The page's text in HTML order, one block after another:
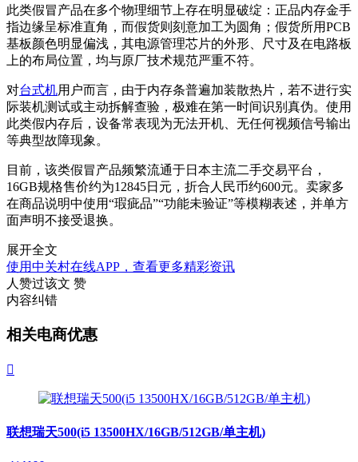
此类假冒产品在多个物理细节上存在明显破绽：正品内存金手
指边缘呈标准直角，而假货则刻意加工为圆角；假货所用PCB
基板颜色明显偏浅，其电源管理芯片的外形、尺寸及在电路板
上的布局位置，均与原厂技术规范严重不符。
对台式机用户而言，由于内存条普遍加装散热片，若不进行实
际装机测试或主动拆解查验，极难在第一时间识别真伪。使用
此类假内存后，设备常表现为无法开机、无任何视频信号输出
等典型故障现象。
目前，该类假冒产品频繁流通于日本主流二手交易平台，
16GB规格售价约为12845日元，折合人民币约600元。卖家多
在商品说明中使用“瑕疵品”“功能未验证”等模糊表述，并单方
面声明不接受退换。
展开全文
使用中关村在线APP，查看更多精彩资讯
人赞过该文 赞
内容纠错
相关电商优惠

联想瑞天500(i5 13500HX/16GB/512GB/单主机)